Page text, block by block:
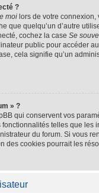
?
moi lors de votre connexion,
que quelqu’un d’autre
cochez la case Se
public pour accéder
cela signifie qu’un
» ?
qui conservent vos
telles que les
du forum. Si vous
des cookies pourrait les